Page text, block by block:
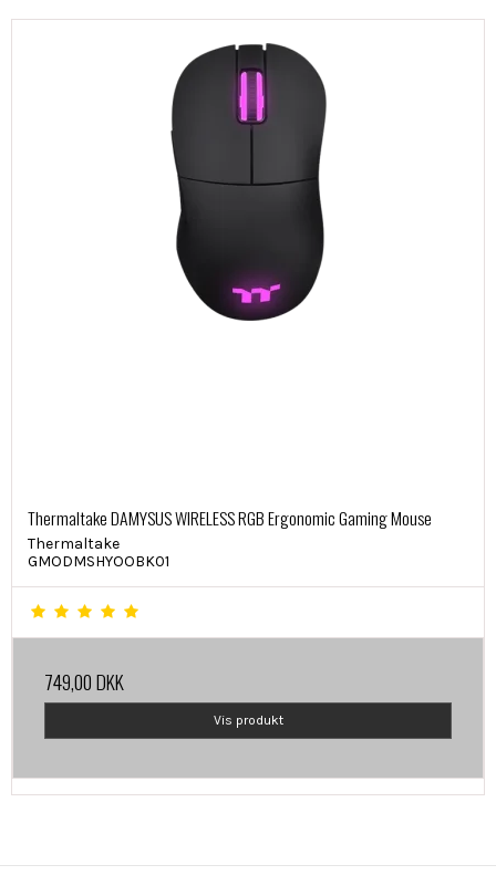
Thermaltake DAMYSUS WIRELESS RGB Ergonomic Gaming Mouse
Thermaltake
GMODMSHYOOBK01
749,00 DKK
Vis produkt